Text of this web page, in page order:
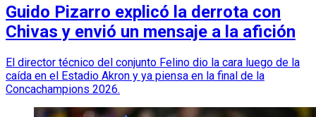
Guido Pizarro explicó la derrota con
Chivas y envió un mensaje a la afición
El director técnico del conjunto Felino dio la cara luego de la
caída en el Estadio Akron y ya piensa en la final de la
Concachampions 2026.